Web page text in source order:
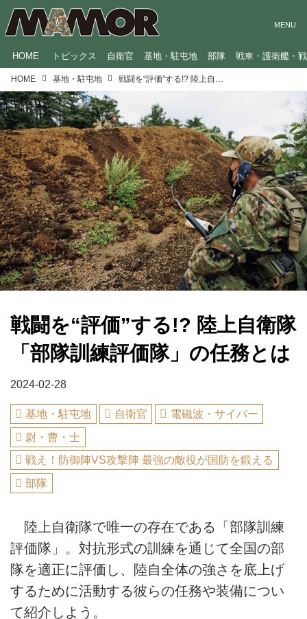
HOME トピックス 自衛官 基地・駐屯地 部隊 戦車・護衛艦・
HOME 基地・駐屯地
戦闘を“評価”する!? 陸上自衛隊
「部隊訓練評価隊」の任務とは
2024-02-28
基地・駐屯地 自衛官
電磁波・サイバー
尉・曹・士
戦え！防御陣VS攻撃陣 最強の敵役が国防を鍛える
部隊
陸上自衛隊で唯一の存在である「部隊訓練
評価隊」。対抗形式の訓練を通じて全国の部
隊を適正に評価し、陸自全体の強さを底上げ
するために活動する彼らの任務や装備につい
て紹介しよう。